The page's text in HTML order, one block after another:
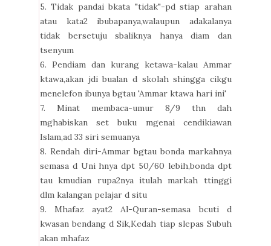
5. Tidak pandai bkata "tidak"-pd stiap arahan
atau kata2 ibubapanya,walaupun adakalanya
tidak bersetuju sbaliknya hanya diam dan
tsenyum
6. Pendiam dan kurang ketawa-kalau Ammar
ktawa,akan jdi bualan d skolah shingga cikgu
menelefon ibunya bgtau 'Ammar ktawa hari ini'
7. Minat membaca-umur 8/9 thn dah
mghabiskan set buku mgenai cendikiawan
Islam,ad 33 siri semuanya
8. Rendah diri-Ammar bgtau bonda markahnya
semasa d Uni hnya dpt 50/60 lebih,bonda dpt
tau kmudian rupa2nya itulah markah ttinggi
dlm kalangan pelajar d situ
9. Mhafaz ayat2 Al-Quran-semasa bcuti d
kwasan bendang d Sik,Kedah tiap slepas Subuh
akan mhafaz